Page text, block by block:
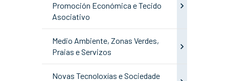
Promoción Económica e Tecido
Asociativo
Medio Ambiente, Zonas Verdes,
Praias e Servizos
Novas Tecnoloxías e Sociedade